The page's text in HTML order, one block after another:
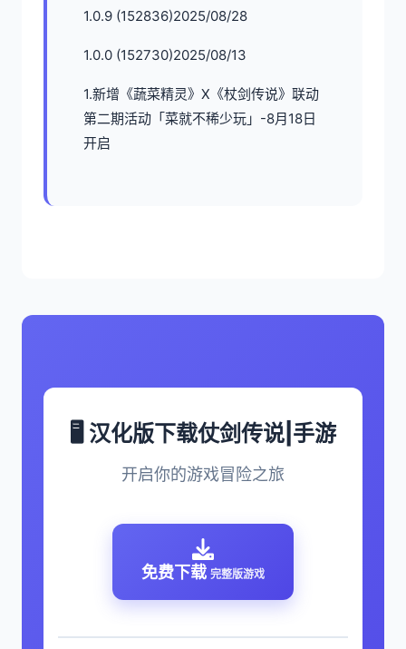
1.0.9 (152836)2025/08/28
1.0.0 (152730)2025/08/13
1.新增《蔬菜精灵》X《杖剑传说》联动
第二期活动「菜就不稀少玩」-8月18日
开启
🖥️ 汉化版下载仗剑传说|手游
开启你的游戏冒险之旅
免费下载 完整版游戏